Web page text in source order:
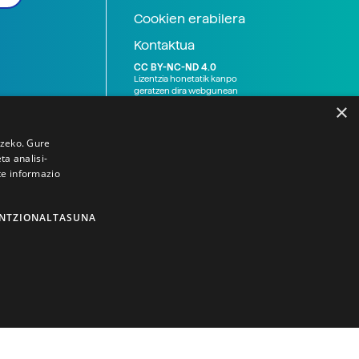
Cookien erabilera
Kontaktua
CC BY-NC-ND 4.0
Lizentzia honetatik kanpo
geratzen dira webgunean
×
Gure
analisi-
informazio